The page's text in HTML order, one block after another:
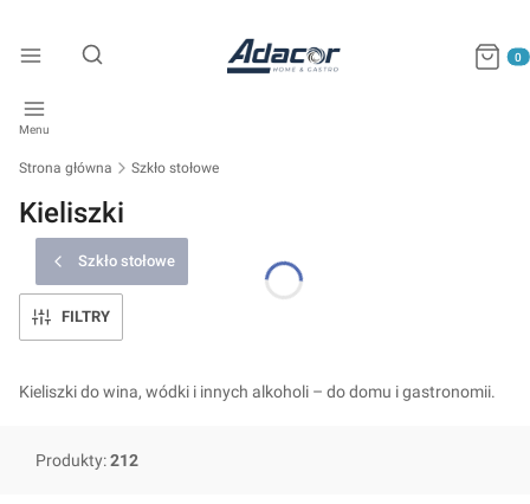
Otwórz wyszukiwarkę
Menu
Strona główna Szkło stołowe
Kieliszki
Szkło stołowe
FILTRY
Kieliszki do wina, wódki i innych alkoholi – do domu i gastronomii.
Produkty:212